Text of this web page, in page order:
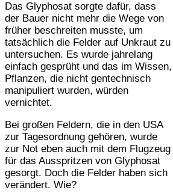
Das Glyphosat sorgte dafür, dass
der Bauer nicht mehr die Wege von
früher beschreiten musste, um
tatsächlich die Felder auf Unkraut zu
untersuchen. Es wurde jahrelang
einfach gesprüht und das im Wissen,
Pflanzen, die nicht gentechnisch
manipuliert wurden, würden
vernichtet.
Bei großen Feldern, die in den USA
zur Tagesordnung gehören, wurde
zur Not eben auch mit dem Flugzeug
für das Ausspritzen von Glyphosat
gesorgt. Doch die Felder haben sich
verändert. Wie?